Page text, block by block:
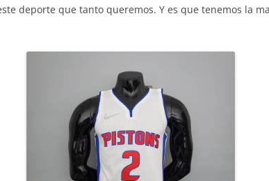
deporte que tanto queremos. Y es que tenemos la